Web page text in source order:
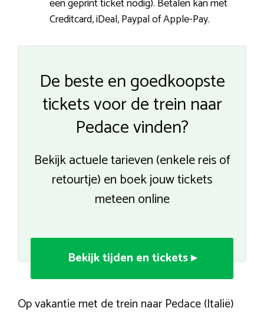
Creditcard, iDeal, Paypal of Apple-Pay.
De beste en goedkoopste
tickets voor de trein naar
Pedace vinden?
Bekijk actuele tarieven (enkele reis of
retourtje) en boek jouw tickets
meteen online
Bekijk tijden en tickets ▸
Op vakantie met de trein naar Pedace (Italië)